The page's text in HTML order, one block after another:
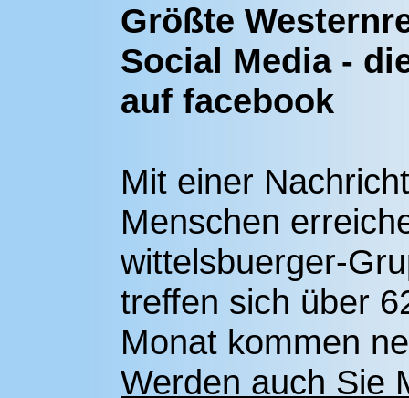
Größte
Social Media -
auf facebook
Mit einer
Menschen
wittelsbuerger-
treffen sich über
Monat kommen
Werden auch Sie